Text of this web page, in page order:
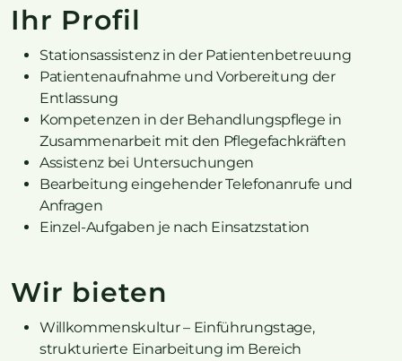
Ihr Profil
Stationsassistenz in der Patientenbetreuung
Patientenaufnahme und Vorbereitung der
Entlassung
Kompetenzen in der Behandlungspflege in
Zusammenarbeit mit den Pflegefachkräften
Assistenz bei Untersuchungen
Bearbeitung eingehender Telefonanrufe und
Anfragen
Einzel-Aufgaben je nach Einsatzstation
Wir bieten
Willkommenskultur – Einführungstage,
strukturierte Einarbeitung im Bereich